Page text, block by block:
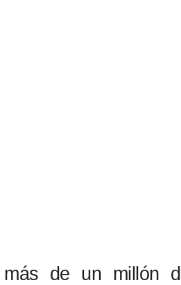
más de un millón